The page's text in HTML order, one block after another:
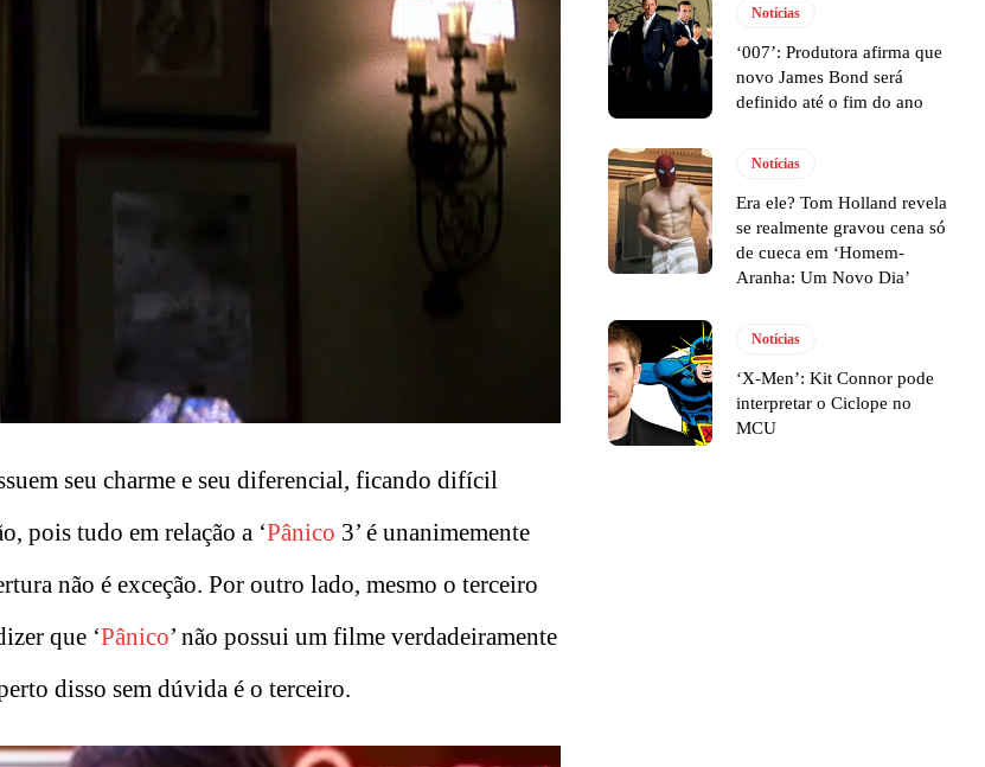
seu charme e seu diferencial, ficando difícil
pois tudo em relação a ‘Pânico 3’ é unanimemente
não é exceção. Por outro lado, mesmo o terceiro
que ‘Pânico’ não possui um filme verdadeiramente
disso sem dúvida é o terceiro.
Notícias
‘007’: Produtora afirma que
novo James Bond será
definido até o fim do ano
Notícias
Era ele? Tom Holland revela
se realmente gravou cena só
de cueca em ‘Homem-
Aranha: Um Novo Dia’
Notícias
‘X-Men’: Kit Connor pode
interpretar o Ciclope no
MCU